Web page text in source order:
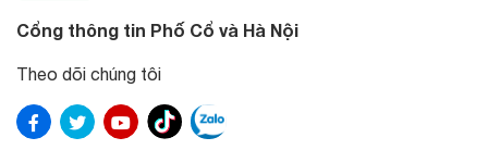
Cổng thông tin Phố Cổ và Hà Nội
Theo dõi chúng tôi